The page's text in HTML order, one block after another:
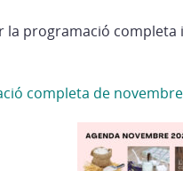
la programació
completa de novembre